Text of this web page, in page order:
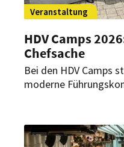
Veranstaltung
HDV Camps
Chefsache
Bei den HDV Camps
moderne
und Berlin zu
Networking.